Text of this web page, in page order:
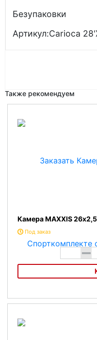
Безупаковки
Артикул:Carioca
Также рекомендуем
Камера MAXXIS
Под заказ
-
Камера MAXXIS 26х2,5-2,7